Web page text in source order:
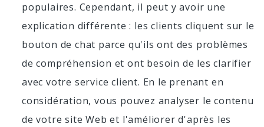
populaires. Cependant, il peut y avoir une
explication différente : les clients cliquent sur le
bouton de chat parce qu'ils ont des problèmes
de compréhension et ont besoin de les clarifier
avec votre service client. En le prenant en
considération, vous pouvez analyser le contenu
de votre site Web et l'améliorer d'après les